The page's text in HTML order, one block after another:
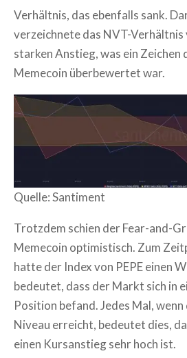
Verhältnis, das ebenfalls sank.
verzeichnete das NVT-Verhältnis
starken Anstieg, was ein Zeichen
Memecoin überbewertet war.
Quelle: Santiment
Trotzdem schien der Fear-and-
Memecoin optimistisch. Zum
hatte der Index von PEPE einen
bedeutet, dass der Markt sich in
Position befand. Jedes Mal,
Niveau erreicht, bedeutet dies,
einen Kursanstieg sehr hoch ist.